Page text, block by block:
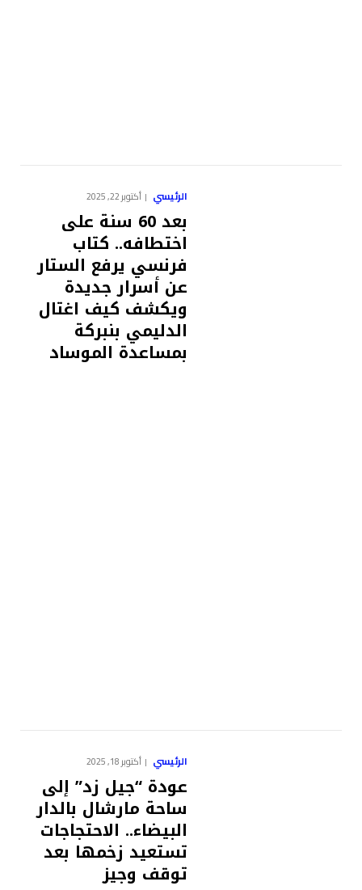
الرئيسي أكتوبر 22, 2025
بعد 60 سنة على
اختطافه.. كتاب
فرنسي يرفع الستار
عن أسرار جديدة
ويكشف كيف اغتال
الدليمي بنبركة
بمساعدة الموساد
الرئيسي أكتوبر 18, 2025
عودة “جيل زد” إلى
ساحة مارشال بالدار
البيضاء.. الاحتجاجات
تستعيد زخمها بعد
توقف وجيز